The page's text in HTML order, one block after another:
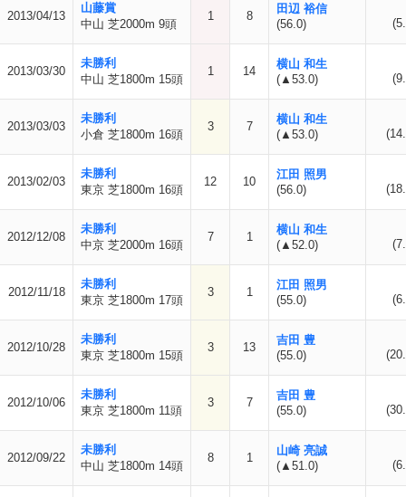
2013/04/13
山藤賞
中山 芝2000m 9頭
1 8
田辺 裕信
(56.0)
2013/03/30
未勝利
中山 芝1800m 15頭
1 14
横山 和生
(▲53.0)
2013/03/03
未勝利
小倉 芝1800m 16頭
3 7
横山 和生
(▲53.0)
2013/02/03
未勝利
東京 芝1800m 16頭
12 10
江田 照男
(56.0)
2012/12/08
未勝利
中京 芝2000m 16頭
7 1
横山 和生
(▲52.0)
2012/11/18
未勝利
東京 芝1800m 17頭
3 1
江田 照男
(55.0)
2012/10/28
未勝利
東京 芝1800m 15頭
3 13
吉田 豊
(55.0)
2012/10/06
未勝利
東京 芝1800m 11頭
3 7
吉田 豊
(55.0)
2012/09/22
未勝利
中山 芝1800m 14頭
8 1
山崎 亮誠
(▲51.0)